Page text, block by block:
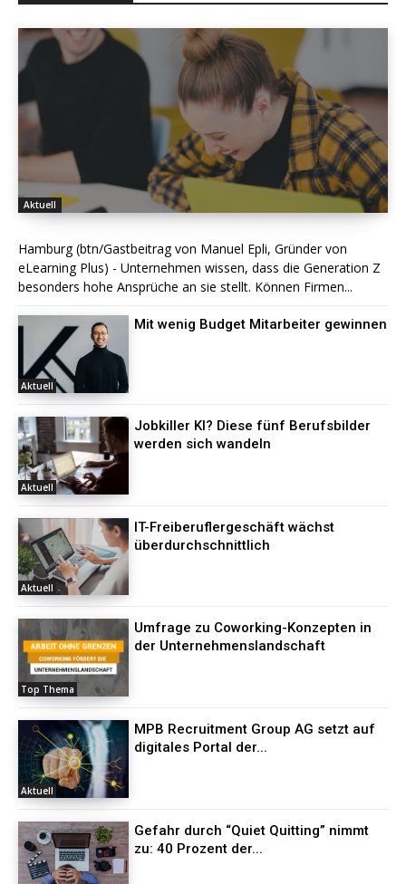
Aktuell
Hamburg (btn/Gastbeitrag von Manuel Epli, Gründer von
eLearning Plus) - Unternehmen wissen, dass die Generation Z
besonders hohe Ansprüche an sie stellt. Können Firmen...
Aktuell
Mit wenig Budget Mitarbeiter gewinnen
Aktuell
Jobkiller KI? Diese fünf Berufsbilder
werden sich wandeln
Aktuell
IT-Freiberuflergeschäft wächst
überdurchschnittlich
Top Thema
Umfrage zu Coworking-Konzepten in
der Unternehmenslandschaft
Aktuell
MPB Recruitment Group AG setzt auf
digitales Portal der...
Gefahr durch “Quiet Quitting” nimmt
zu: 40 Prozent der...